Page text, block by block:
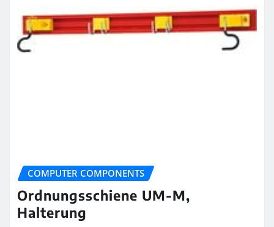
COMPUTER COMPONENTS
Ordnungsschiene UM-M,
Halterung